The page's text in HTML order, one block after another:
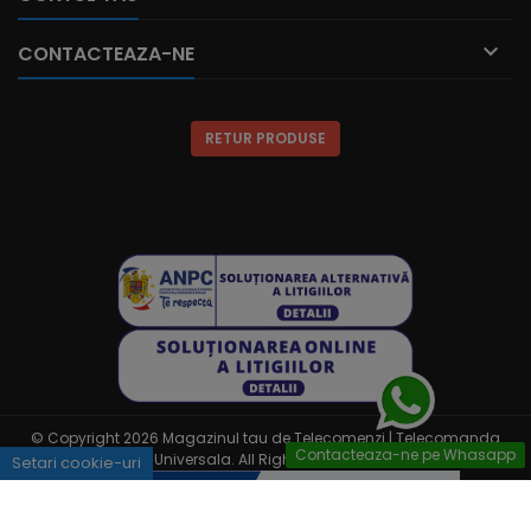
CONTACTEAZA-NE 
Contacteaza-ne pe Whasapp
RETUR PRODUSE
© Copyright 2026 Magazinul tau de Telecomenzi | Telecomanda
Universala. All Rights Reserved.
Setari cookie-uri